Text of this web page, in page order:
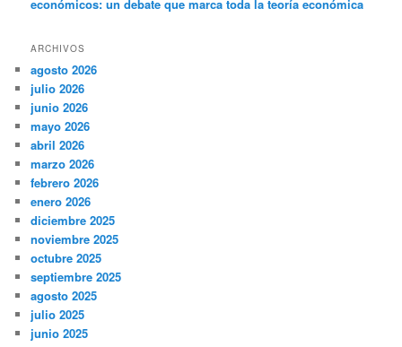
económicos: un debate que marca toda la teoría económica
ARCHIVOS
agosto 2026
julio 2026
junio 2026
mayo 2026
abril 2026
marzo 2026
febrero 2026
enero 2026
diciembre 2025
noviembre 2025
octubre 2025
septiembre 2025
agosto 2025
julio 2025
junio 2025